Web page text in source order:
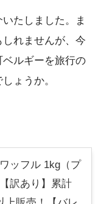
たしました。ま
れませんが、今
ルギーを旅行の
ょうか。
ッフル 1kg（プ
訳あり】累計